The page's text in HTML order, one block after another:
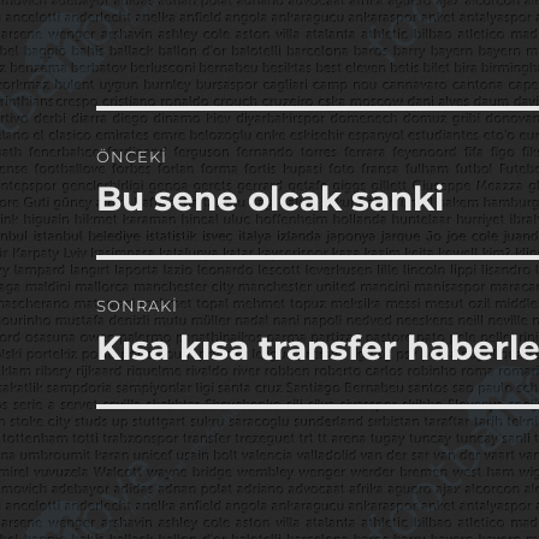
Yazı
gezinmesi
ÖNCEKI
Önceki
yazı:
Bu sene olcak sanki
SONRAKI
Sonraki
yazı:
Kısa kısa transfer